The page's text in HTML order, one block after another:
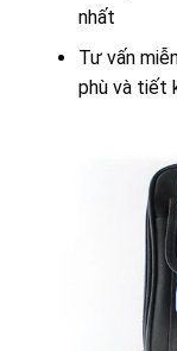
nhất
Tư vấn
phù và tiết